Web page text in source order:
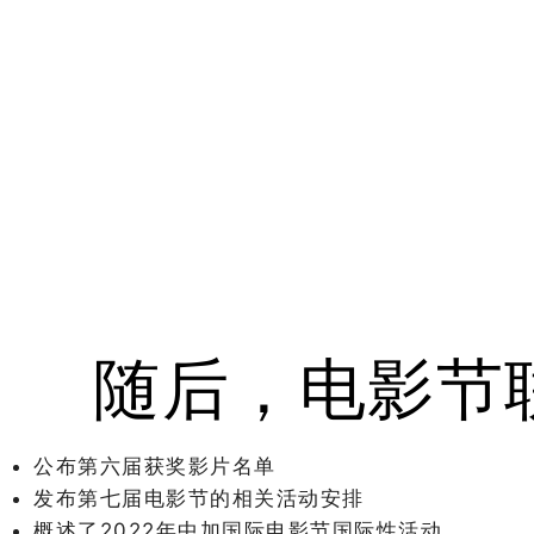
随后，电影节
公布第六届获奖影片名单
发布第七届电影节的相关活动安排